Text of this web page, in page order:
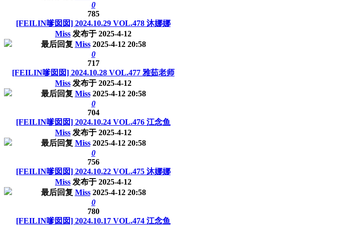
0
785
[FEILIN嗲囡囡] 2024.10.29 VOL.478 沐娜娜
Miss 发布于 2025-4-12
最后回复 Miss 2025-4-12 20:58
0
717
[FEILIN嗲囡囡] 2024.10.28 VOL.477 雅茹老师
Miss 发布于 2025-4-12
最后回复 Miss 2025-4-12 20:58
0
704
[FEILIN嗲囡囡] 2024.10.24 VOL.476 江念鱼
Miss 发布于 2025-4-12
最后回复 Miss 2025-4-12 20:58
0
756
[FEILIN嗲囡囡] 2024.10.22 VOL.475 沐娜娜
Miss 发布于 2025-4-12
最后回复 Miss 2025-4-12 20:58
0
780
[FEILIN嗲囡囡] 2024.10.17 VOL.474 江念鱼